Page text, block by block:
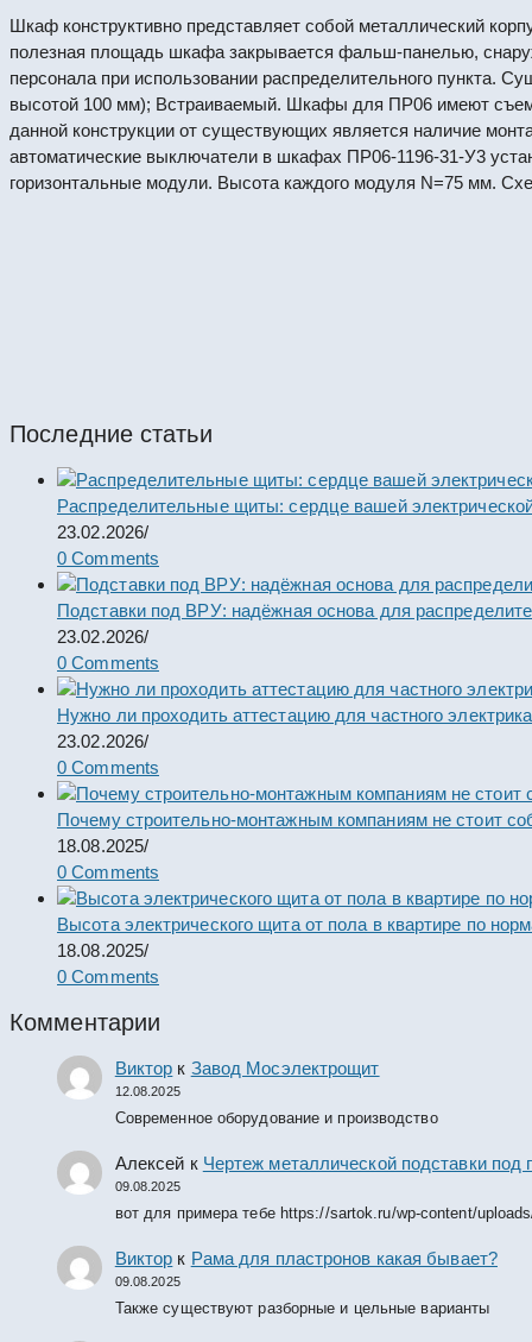
Шкаф конструктивно представляет собой металлический
полезная площадь шкафа закрывается фальш-панелью,
персонала при использовании распределительного пункта.
высотой 100 мм); Встраиваемый. Шкафы для ПР06 имеют
данной конструкции от существующих является наличие
автоматические выключатели в шкафах ПР06-1196-31-У3
горизонтальные модули. Высота каждого модуля N=75 мм.
Последние статьи
Распределительные щиты: сердце вашей
23.02.2026/
0 Comments
Подставки под ВРУ: надёжная основа для
23.02.2026/
0 Comments
Нужно ли проходить аттестацию для частного
23.02.2026/
0 Comments
Почему строительно-монтажным компаниям не стоит
18.08.2025/
0 Comments
Высота электрического щита от пола в квартире по
18.08.2025/
0 Comments
Комментарии
Виктор к Завод Мосэлектрощит
12.08.2025
Современное оборудование и производство
Алексей к Чертеж металлической подставки
09.08.2025
вот для примера тебе https://sartok.ru/wp-content/
Виктор к Рама для пластронов какая бывает?
09.08.2025
Также существуют разборные и цельные варианты